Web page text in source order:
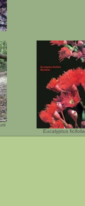
Eucalyptus ficifolia